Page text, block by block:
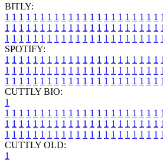
BITLY:
1 1 1 1 1 1 1 1 1 1 1 1 1 1 1 1 1 1 1 1 1 1 1
1 1 1 1 1 1 1 1 1 1 1 1 1 1 1 1 1 1 1 1 1 1 1
1 1 1 1 1 1 1 1 1 1 1 1 1 1 1 1 1 1 1 1 1 1 1
SPOTIFY:
1 1 1 1 1 1 1 1 1 1 1 1 1 1 1 1 1 1 1 1 1 1 1
1 1 1 1 1 1 1 1 1 1 1 1 1 1 1 1 1 1 1 1 1 1 1
1 1 1 1 1 1 1 1 1 1 1 1 1 1 1 1 1 1 1 1 1 1 1
CUTTLY BIO:
1
1 1 1 1 1 1 1 1 1 1 1 1 1 1 1 1 1 1 1 1 1 1 1
1 1 1 1 1 1 1 1 1 1 1 1 1 1 1 1 1 1 1 1 1 1 1
1 1 1 1 1 1 1 1 1 1 1 1 1 1 1 1 1 1 1 1 1 1 1
CUTTLY OLD:
1